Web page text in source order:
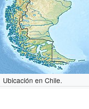
Ubicación en Chile.